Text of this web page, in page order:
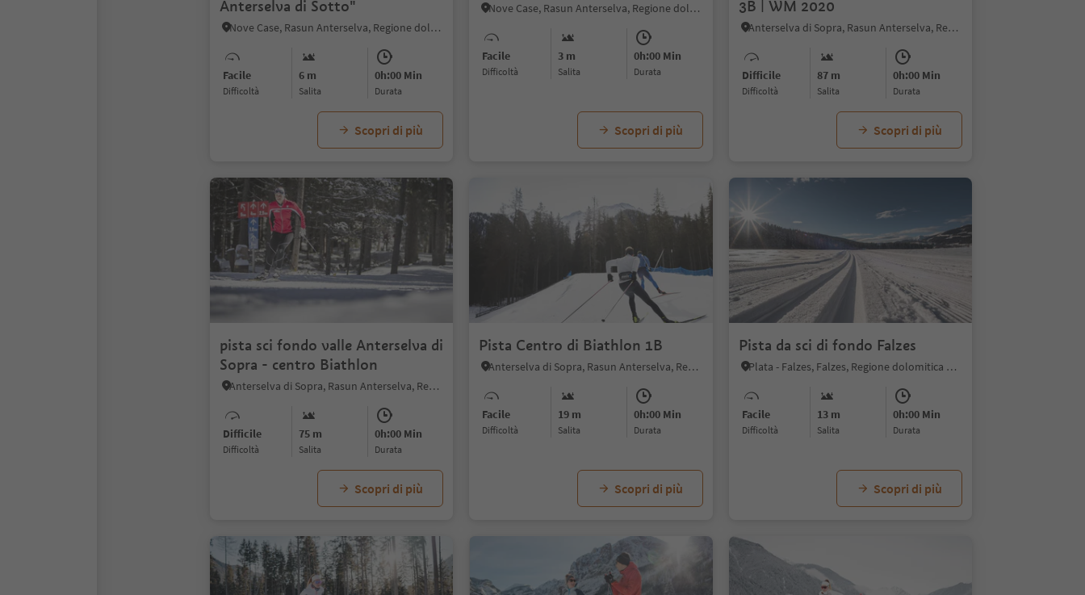
Anterselva di Sotto"
Nove Case, Rasun Anterselva, Regione dolomitica Plan de Corones
Facile
Difficoltà
6 m
Salita
0h:00 Min
durata
Scopri di più
Nove Case, Rasun Anterselva, Regione dolomitica Plan de Corones
Facile
Difficoltà
3 m
Salita
0h:00 Min
durata
Scopri di più
3B | WM 2020
Anterselva di Sopra, Rasun Anterselva, Regione dolomitica Plan de Corones
Difficile
Difficoltà
87 m
Salita
0h:00 Min
durata
Scopri di più
pista sci fondo valle Anterselva di
Sopra - centro Biathlon
Anterselva di Sopra, Rasun Anterselva, Regione dolomitica Plan de Corones
Difficile
Difficoltà
75 m
Salita
0h:00 Min
durata
Scopri di più
Pista Centro di Biathlon 1B
Anterselva di Sopra, Rasun Anterselva, Regione dolomitica Plan de Corones
Facile
Difficoltà
19 m
Salita
0h:00 Min
durata
Scopri di più
Pista da sci di fondo Falzes
Plata - Falzes, Falzes, Regione dolomitica Plan de Corones
Facile
Difficoltà
13 m
Salita
0h:00 Min
durata
Scopri di più